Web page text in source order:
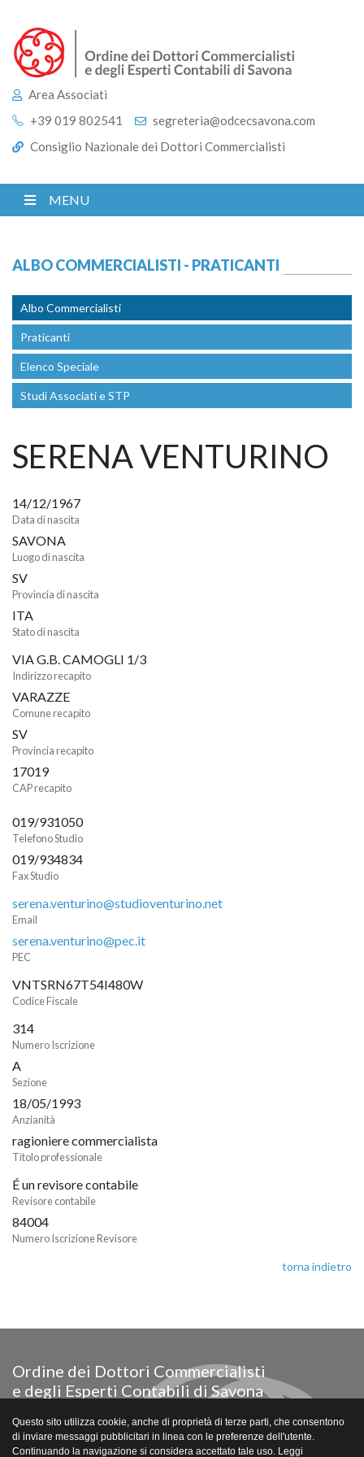
Questo sito utilizza cookie, anche di proprietà di terze parti, che consentono
di inviare messaggi pubblicitari in linea con le preferenze dell'utente.
Continuando la navigazione si considera accettato tale uso. Leggi
Area Associati
+39 019 802541
segreteria@odcecsavona.com
Consiglio Nazionale dei Dottori Commercialisti
MENU
ALBO COMMERCIALISTI - PRATICANTI
Albo Commercialisti
Praticanti
Elenco Speciale
Studi Associati e STP
SERENA VENTURINO
14/12/1967
Data di nascita
SAVONA
Luogo di nascita
SV
Provincia di nascita
ITA
Stato di nascita
VIA G.B. CAMOGLI 1/3
Indirizzo recapito
VARAZZE
Comune recapito
SV
Provincia recapito
17019
CAP recapito
019/931050
Telefono Studio
019/934834
Fax Studio
serena.venturino@studioventurino.net
Email
serena.venturino@pec.it
PEC
VNTSRN67T54I480W
Codice Fiscale
314
Numero Iscrizione
A
Sezione
18/05/1993
Anzianità
ragioniere commercialista
Titolo professionale
É un revisore contabile
Revisore contabile
84004
Numero Iscrizione Revisore
torna indietro
Ordine dei Dottori Commercialisti
e degli Esperti Contabili di Savona
Via Paleocapa 18/28 - piano 5° - Savona
Tel. e fax 019/802541
Email segreteria@odcecsavona.com